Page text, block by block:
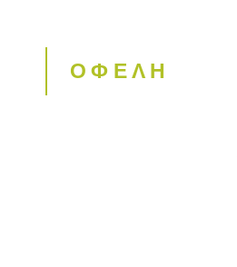
ΟΦΕΛΗ